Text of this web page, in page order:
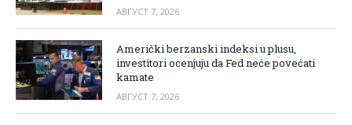
АВГУСТ 7, 2026
Američki berzanski indeksi u plusu,
investitori ocenjuju da Fed neće povećati
kamate
АВГУСТ 7, 2026